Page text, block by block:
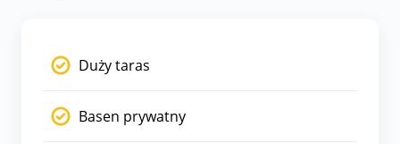
Duży taras
Basen prywatny